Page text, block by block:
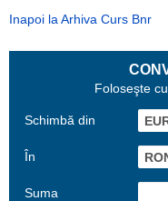
Inapoi la Arhiva Curs Bnr
Foloseşte
Schimbă din
În
Suma